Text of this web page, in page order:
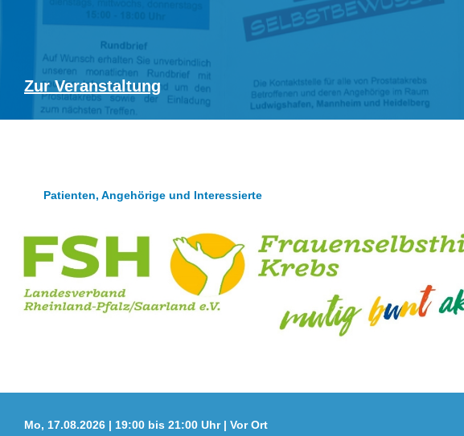
Zur Veranstaltung
Patienten, Angehörige und Interessierte
Mo, 17.08.2026 | 19:00 bis 21:00 Uhr | Vor Ort